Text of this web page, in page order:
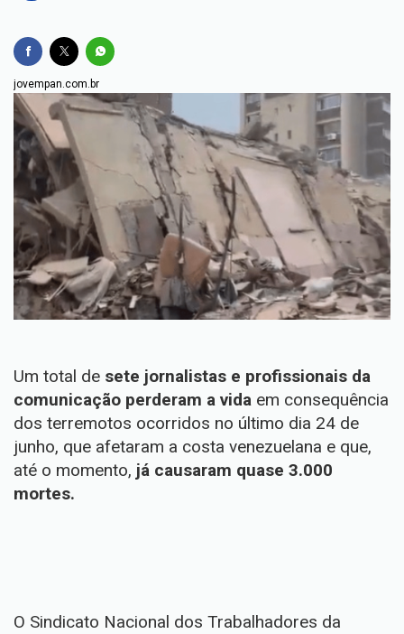
jovempan.com.br
Um total de sete jornalistas e profissionais da
comunicação perderam a vida em consequência
dos terremotos ocorridos no último dia 24 de
junho, que afetaram a costa venezuelana e que,
até o momento, já causaram quase 3.000
mortes.
O Sindicato Nacional dos Trabalhadores da